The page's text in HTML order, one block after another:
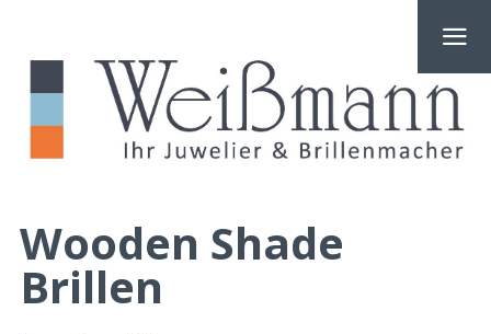
Wooden Shade
Brillen